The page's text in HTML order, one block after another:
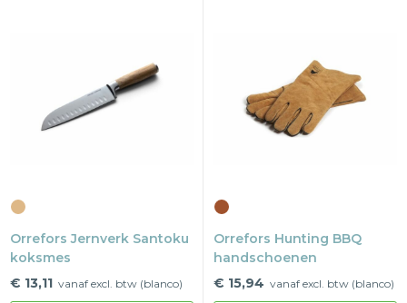
Orrefors Jernverk Santoku
koksmes
€ 13,11 vanaf excl. btw (blanco)
Orrefors Hunting BBQ
handschoenen
€ 15,94 vanaf excl. btw (blanco)